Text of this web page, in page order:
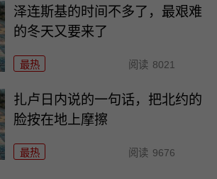
泽连斯基的时间不多了，最艰难
的冬天又要来了
最热 阅读 8021
扎卢日内说的一句话，把北约的
脸按在地上摩擦
最热 阅读 9676